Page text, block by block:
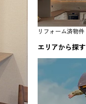
リフォーム済物件
エリアから探す